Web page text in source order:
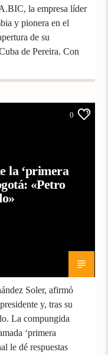
la empresa líder
y pionera en el
de su
de Pereira. Con
0
la ‘primera
«Petro
Soler, afirmó
y, tras su
La compungida
‘primera
le dé respuestas